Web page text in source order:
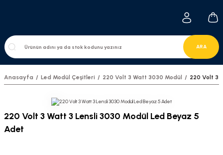
ARA
Anasayfa Led Modül Çeşitleri 220 Volt 3 Watt 3030 Modül 220 Volt 3
220 Volt 3 Watt 3 Lensli 3030 Modül Led Beyaz 5
Adet